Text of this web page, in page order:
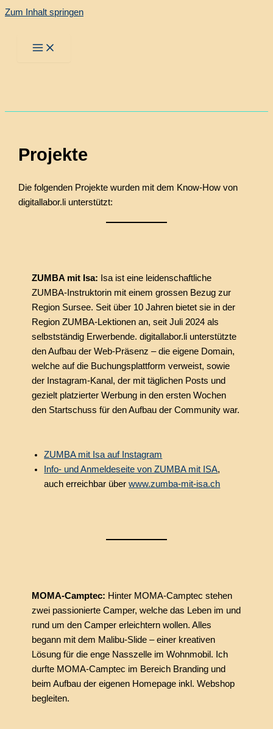
Zum Inhalt springen
Projekte
Die folgenden Projekte wurden mit dem Know-How von
digitallabor.li unterstützt:
ZUMBA mit Isa: Isa ist eine leidenschaftliche
ZUMBA-Instruktorin mit einem grossen Bezug zur
Region Sursee. Seit über 10 Jahren bietet sie in der
Region ZUMBA-Lektionen an, seit Juli 2024 als
selbstständig Erwerbende. digitallabor.li unterstützte
den Aufbau der Web-Präsenz – die eigene Domain,
welche auf die Buchungsplattform verweist, sowie
der Instagram-Kanal, der mit täglichen Posts und
gezielt platzierter Werbung in den ersten Wochen
den Startschuss für den Aufbau der Community war.
ZUMBA mit Isa auf Instagram
Info- und Anmeldeseite von ZUMBA mit ISA,
auch erreichbar überwww.zumba-mit-isa.ch
MOMA-Camptec: Hinter MOMA-Camptec stehen
zwei passionierte Camper, welche das Leben im und
rund um den Camper erleichtern wollen. Alles
begann mit dem Malibu-Slide – einer kreativen
Lösung für die enge Nasszelle im Wohnmobil. Ich
durfte MOMA-Camptec im Bereich Branding und
beim Aufbau der eigenen Homepage inkl. Webshop
begleiten.